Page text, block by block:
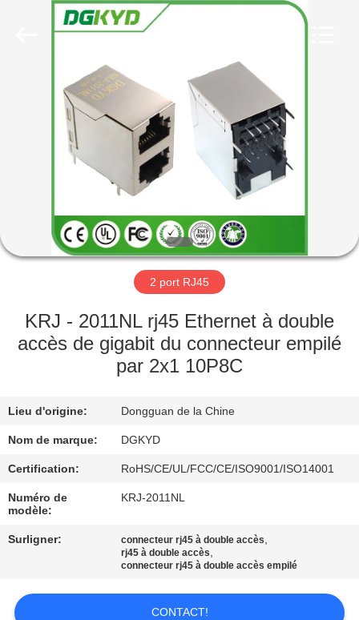
MAISON
PRODUITS
SHOW
AU
DE
NOUS
D'USINE
CONTRÔLE
DE
QUALITÉ
CONTACTEZ-
NOUS
2 port RJ45
KRJ - 2011NL rj45 Ethernet à double
accès de gigabit du connecteur empilé
par 2x1 10P8C
Lieu d'origine: Dongguan de la Chine
Nom de marque: DGKYD
Certification: RoHS/CE/UL/FCC/CE/ISO9001/ISO14001
Numéro de
modèle:
KRJ-2011NL
Surligner: connecteur rj45 à double accès,
rj45 à double accès,
connecteur rj45 à double accès empilé
CONTACT!